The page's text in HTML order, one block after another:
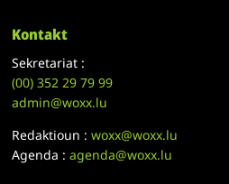
Kontakt
Sekretariat :
(00)352 29 79 99
admin@woxx.lu
Redaktioun :woxx@woxx.lu
Agenda :agenda@woxx.lu